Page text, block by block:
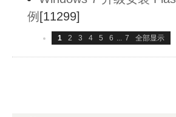
例 [11299]
1 2 3 4 5 6 ... 7 全部显示